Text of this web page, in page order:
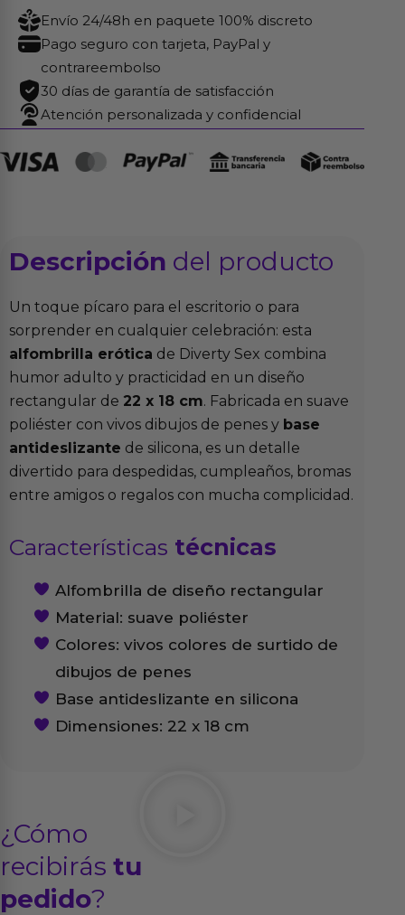
cantidad
Envío 24/48h en paquete 100% discreto
Pago seguro con tarjeta, PayPal y
contrareembolso
30 días de garantía de satisfacción
Atención personalizada y confidencial
Descripción del producto
Un toque pícaro para el escritorio o para
sorprender en cualquier celebración: esta
alfombrilla erótica de Diverty Sex combina
humor adulto y practicidad en un diseño
rectangular de 22 x 18 cm. Fabricada en suave
poliéster con vivos dibujos de penes y base
antideslizante de silicona, es un detalle
divertido para despedidas, cumpleaños, bromas
entre amigos o regalos con mucha complicidad.
Características técnicas
Alfombrilla de diseño rectangular
Material: suave poliéster
Colores: vivos colores de surtido de
dibujos de penes
Base antideslizante en silicona
Dimensiones: 22 x 18 cm
¿Cómo
recibirás tu
pedido?